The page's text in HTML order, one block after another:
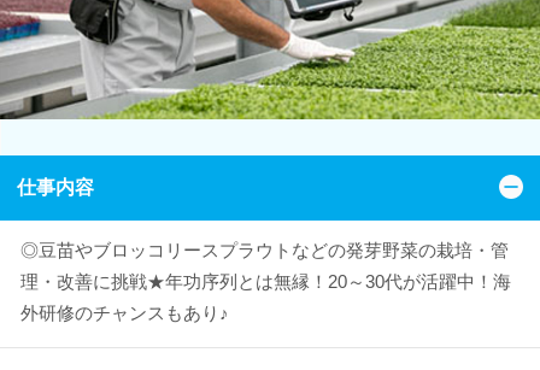
仕事内容
◎豆苗やブロッコリースプラウトなどの発芽野菜の栽培・管
理・改善に挑戦★年功序列とは無縁！20～30代が活躍中！海
外研修のチャンスもあり♪